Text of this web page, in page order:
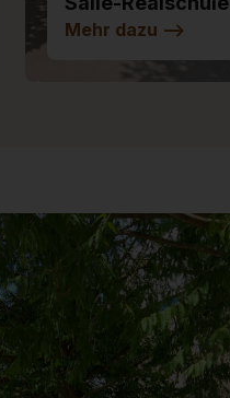
Illertissen
Mehr dazu -->